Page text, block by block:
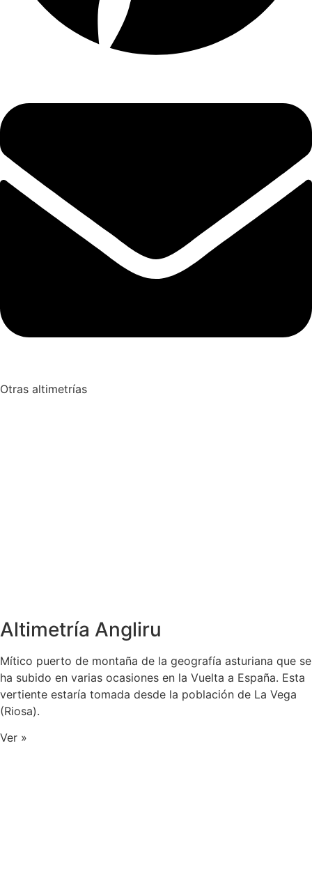
Otras altimetrías
Altimetría Angliru
Mítico puerto de montaña de la geografía asturiana que se
ha subido en varias ocasiones en la Vuelta a España. Esta
vertiente estaría tomada desde la población de La Vega
(Riosa).
Ver »